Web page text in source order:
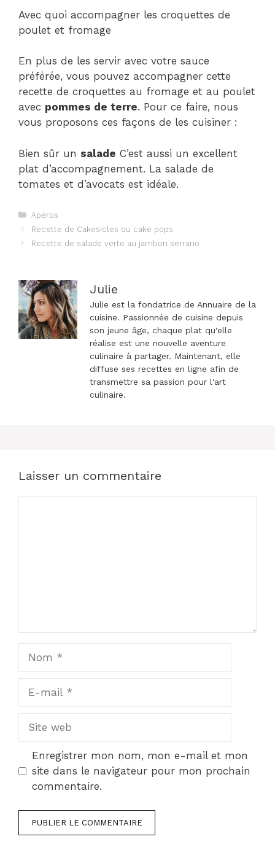
Avec quoi accompagner les croquettes de
poulet et fromage
En plus de les servir avec votre sauce
préférée, vous pouvez accompagner cette
recette de croquettes au fromage et au poulet
avec pommes de terre. Pour ce faire, nous
vous proposons ces façons de les cuisiner :
Bien sûr un salade C’est aussi un excellent
plat d’accompagnement. La salade de
tomates et d’avocats est idéale.
Catégories
Apéros
Navigation
des
Recette de Cakesicles ou cake pops
Recette de salade verte au jambon serrano
Julie
Julie est la fondatrice de Annuaire de la
cuisine. Passionnée de cuisine depuis
son jeune âge, chaque plat qu'elle
réalise est une nouvelle aventure
culinaire à partager. Maintenant, elle
diffuse ses recettes en ligne afin de
transmettre sa passion pour l'art
culinaire.
Laisser un commentaire
Site
Enregistrer mon nom, mon e-mail et mon
site dans le navigateur pour mon prochain
commentaire.